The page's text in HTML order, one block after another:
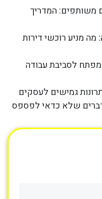
משותפים: המדריך
מה מניע רוכשי דירות
לסביבת עבודה
גמישים לעסקים